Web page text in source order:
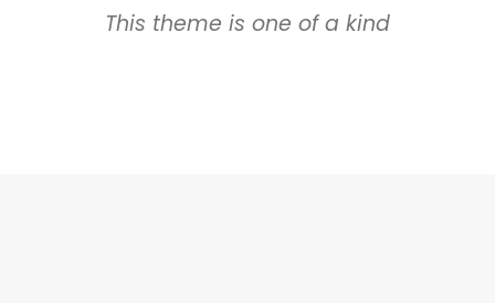
This theme is one of a kind